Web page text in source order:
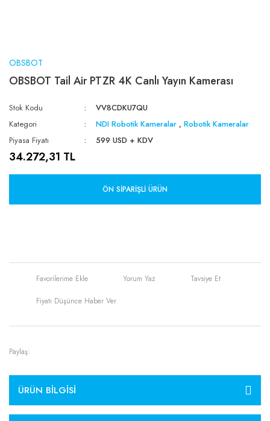
OBSBOT
OBSBOT Tail Air PTZR 4K Canlı Yayın Kamerası
Stok Kodu
VV8CDKU7QU
Kategori
NDI Robotik Kameralar ,Robotik Kameralar
Piyasa Fiyatı
599 USD + KDV
34.272,31 TL
ÖN SIPARIŞLI ÜRÜN
Yorum Yaz Tavsiye Et
Fiyatı Düşünce Haber Ver
Paylaş:
ÜRÜN BILGISI